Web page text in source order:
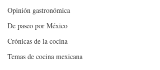
Opinión gastronómica
De paseo por México
Crónicas de la cocina
Temas de cocina mexicana